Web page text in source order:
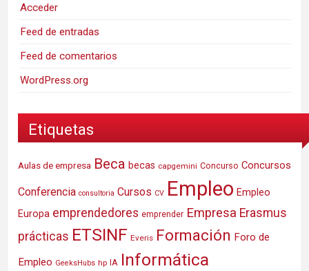
Acceder
Feed de entradas
Feed de comentarios
WordPress.org
Etiquetas
Aulas de empresa Beca becas capgemini Concurso Concursos
Conferencia consultoria Cursos CV Empleo Empleo
Europa emprendedores emprender Empresa Erasmus
prácticas ETSINF Everis Formación Foro de
Empleo GeeksHubs hp IA Informática